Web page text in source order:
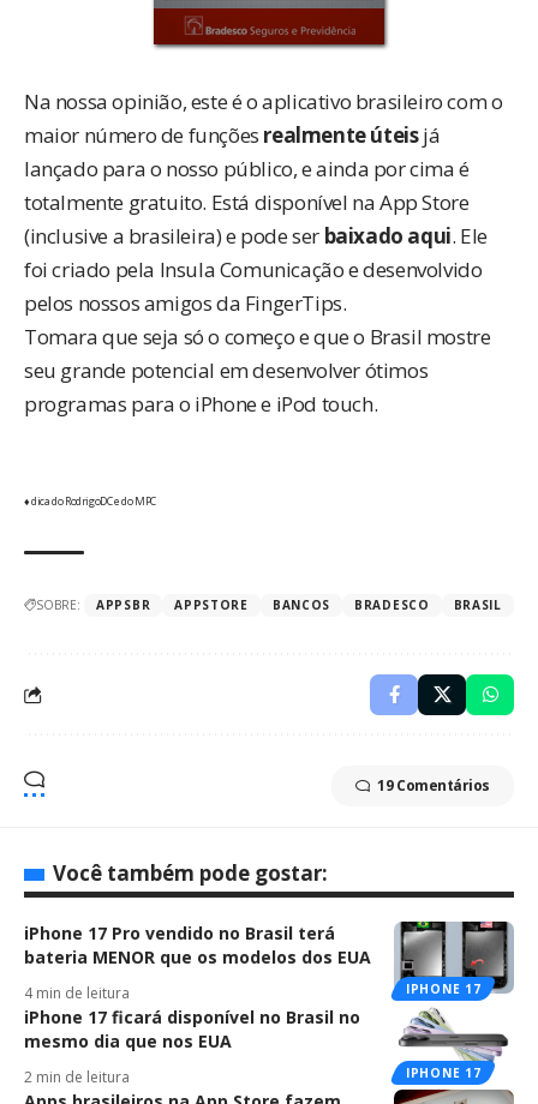
Na nossa opinião, este é o aplicativo brasileiro com o
maior número de funções realmente úteisjá
lançado para o nosso público, e ainda por cima é
totalmente gratuito. Está disponível na App Store
(inclusive a brasileira) e pode ser baixado aqui. Ele
foi criado pela Insula Comunicaçãoe desenvolvido
pelos nossos amigos da FingerTips.
Tomara que seja só o começo e que o Brasil mostre
seu grande potencial em desenvolver ótimos
programas para o iPhone e iPod touch.
♦ dica do RodrigoDC e do MPC
SOBRE: APPSBR APPSTORE BANCOS BRADESCO BRASIL
19 Comentários
Você também pode gostar:
IPHONE 17
iPhone 17 Pro vendido no Brasil terá
bateria MENOR que os modelos dos EUA
4 min de leitura
IPHONE 17
iPhone 17 ficará disponível no Brasil no
mesmo dia que nos EUA
2 min de leitura